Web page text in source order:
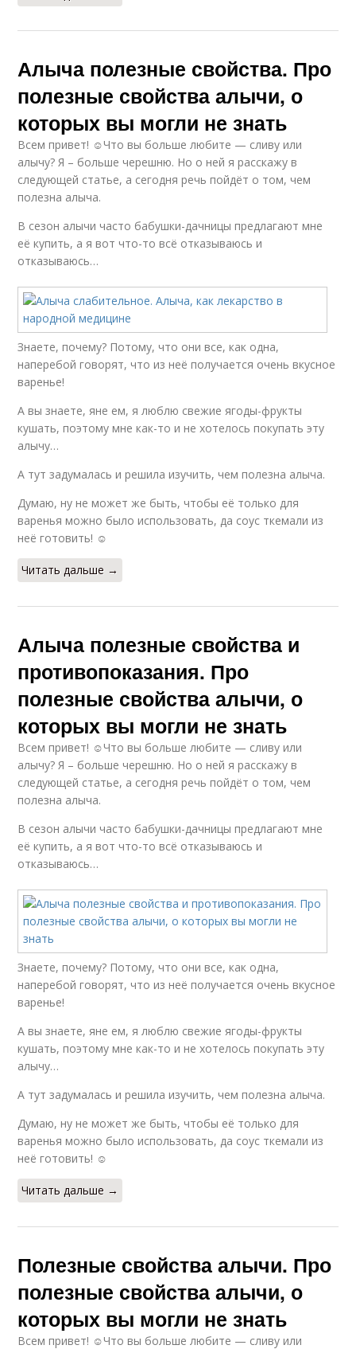
Алыча полезные свойства. Про
полезные свойства алычи, о
которых вы могли не знать
Всем привет! ☺Что вы больше любите — сливу или
алычу? Я – больше черешню. Но о ней я расскажу в
следующей статье, а сегодня речь пойдёт о том, чем
полезна алыча.
В сезон алычи часто бабушки-дачницы предлагают мне
её купить, а я вот что-то всё отказываюсь и
отказываюсь…
Знаете, почему? Потому, что они все, как одна,
наперебой говорят, что из неё получается очень вкусное
варенье!
А вы знаете, яне ем, я люблю свежие ягоды-фрукты
кушать, поэтому мне как-то и не хотелось покупать эту
алычу…
А тут задумалась и решила изучить, чем полезна алыча.
Думаю, ну не может же быть, чтобы её только для
варенья можно было использовать, да соус ткемали из
неё готовить! ☺
Читать дальше →
Алыча полезные свойства и
противопоказания. Про
полезные свойства алычи, о
которых вы могли не знать
Всем привет! ☺Что вы больше любите — сливу или
алычу? Я – больше черешню. Но о ней я расскажу в
следующей статье, а сегодня речь пойдёт о том, чем
полезна алыча.
В сезон алычи часто бабушки-дачницы предлагают мне
её купить, а я вот что-то всё отказываюсь и
отказываюсь…
Знаете, почему? Потому, что они все, как одна,
наперебой говорят, что из неё получается очень вкусное
варенье!
А вы знаете, яне ем, я люблю свежие ягоды-фрукты
кушать, поэтому мне как-то и не хотелось покупать эту
алычу…
А тут задумалась и решила изучить, чем полезна алыча.
Думаю, ну не может же быть, чтобы её только для
варенья можно было использовать, да соус ткемали из
неё готовить! ☺
Читать дальше →
Полезные свойства алычи. Про
полезные свойства алычи, о
которых вы могли не знать
Всем привет! ☺Что вы больше любите — сливу или